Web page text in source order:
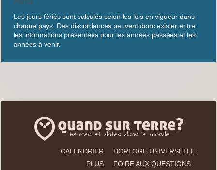
Les jours fériés sont calculés selon les lois en vigueur dans
chaque pays. Des discordances peuvent donc exister entre
les informations présentées pour les années passées et les
années à venir.
CALENDRIER
HORLOGE UNIVERSELLE
PLUS
FOIRE AUX QUESTIONS